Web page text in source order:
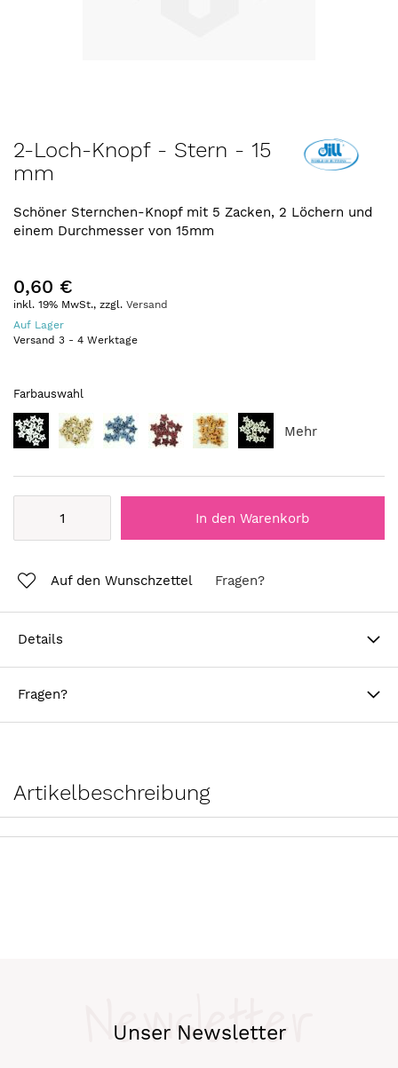
Anfang
der
springen
2-Loch-Knopf - Stern - 15
mm
Schöner Sternchen-Knopf mit 5 Zacken, 2 Löchern und
einem Durchmesser von 15mm
0,60 €
inkl. 19% MwSt., zzgl. Versand
Auf Lager
Versand 3 - 4 Werktage
Farbauswahl
Mehr
In den Warenkorb
Auf den Wunschzettel Fragen?
Details
Fragen?
Artikelbeschreibung
Unser Newsletter
Newsletter